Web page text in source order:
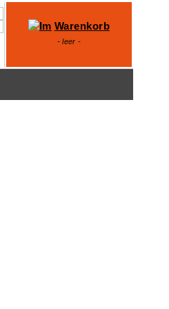
Warenkorb
- leer -